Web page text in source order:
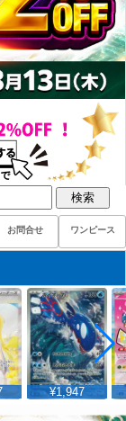
検索
お問合せ ワンピース
¥1,947